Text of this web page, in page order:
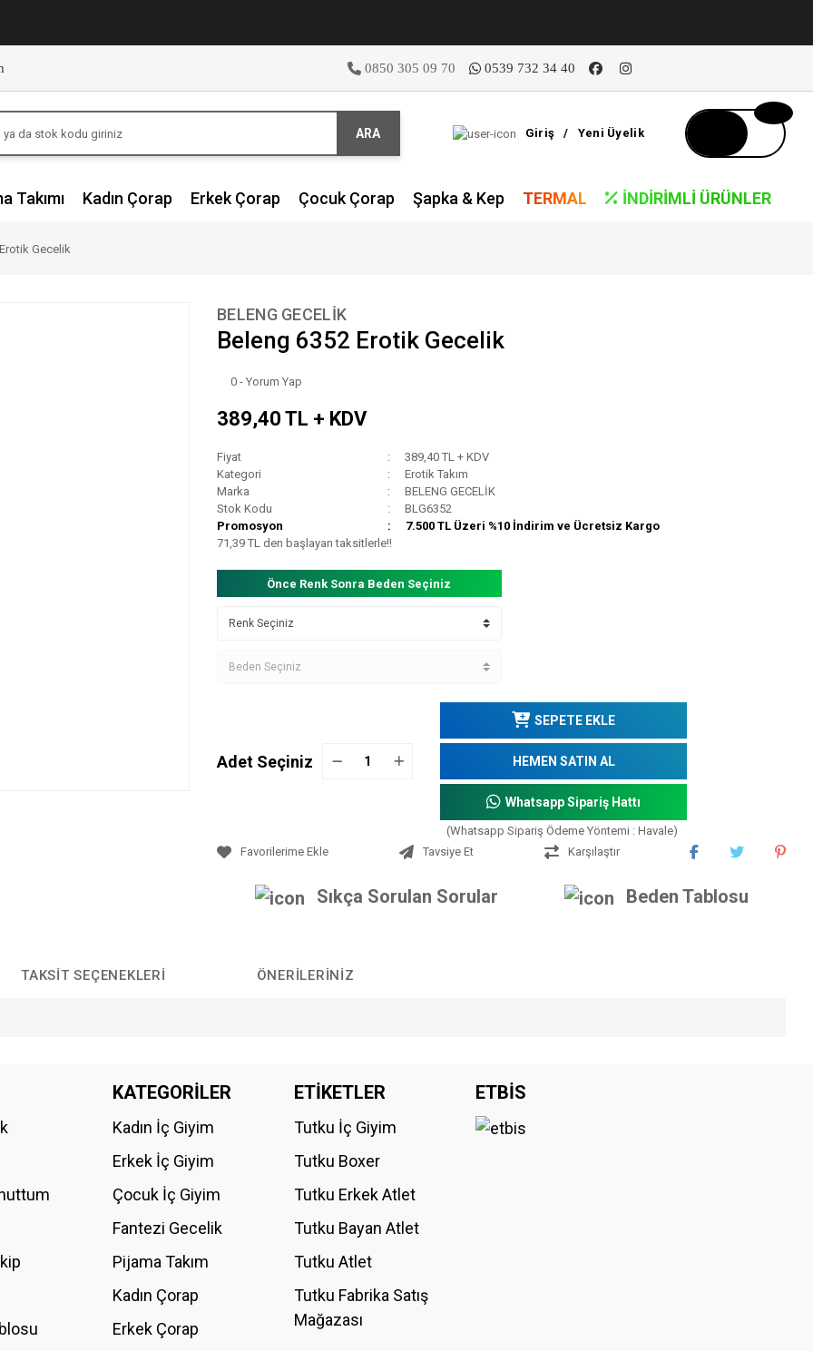
0850 305 09 70 0539 732 34 40
ARA Giriş / Yeni Üyelik
Takımı Kadın Çorap Erkek Çorap Çocuk Çorap Şapka & Kep TERMAL İNDIRIMLI ÜRÜNLER
Gecelik
BELENG GECELİK
Beleng 6352 Erotik Gecelik
0 - Yorum Yap
389,40 TL + KDV
Fiyat
389,40 TL + KDV
Kategori
Erotik Takım
Marka
BELENG GECELİK
Stok Kodu
BLG6352
Promosyon
7.500 TL Üzeri %10 İndirim ve Ücretsiz Kargo
71,39 TL den başlayan taksitlerle!!
Önce Renk Sonra Beden Seçiniz
Adet Seçiniz
SEPETE EKLE
HEMEN SATIN AL
Whatsapp Sipariş Hattı
(Whatsapp Sipariş Ödeme Yöntemi : Havale)
Tavsiye Et
Karşılaştır
Sıkça Sorulan Sorular Beden Tablosu
TAKSIT SEÇENEKLERI ÖNERILERINIZ
Bu ürüne ilk yorumu siz yapın!
KATEGORİLER
Kadın İç Giyim
Erkek İç Giyim
Çocuk İç Giyim
Fantezi Gecelik
Pijama Takım
Kadın Çorap
Erkek Çorap
ETİKETLER
Tutku İç Giyim
Tutku Boxer
Tutku Erkek Atlet
Tutku Bayan Atlet
Tutku Atlet
Tutku Fabrika Satış
Mağazası
ETBİS